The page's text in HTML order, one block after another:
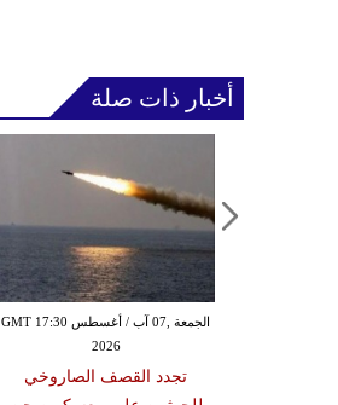
أخبار ذات صلة
الجمعة ,07 آب / أغسطس GMT 17:30
2026
تجدد القصف الصاروخي